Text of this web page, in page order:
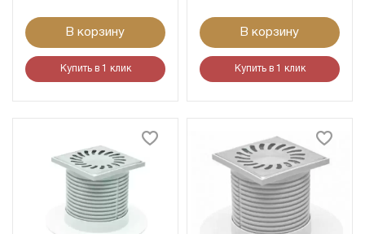
В корзину
Купить в 1 клик
В корзину
Купить в 1 клик